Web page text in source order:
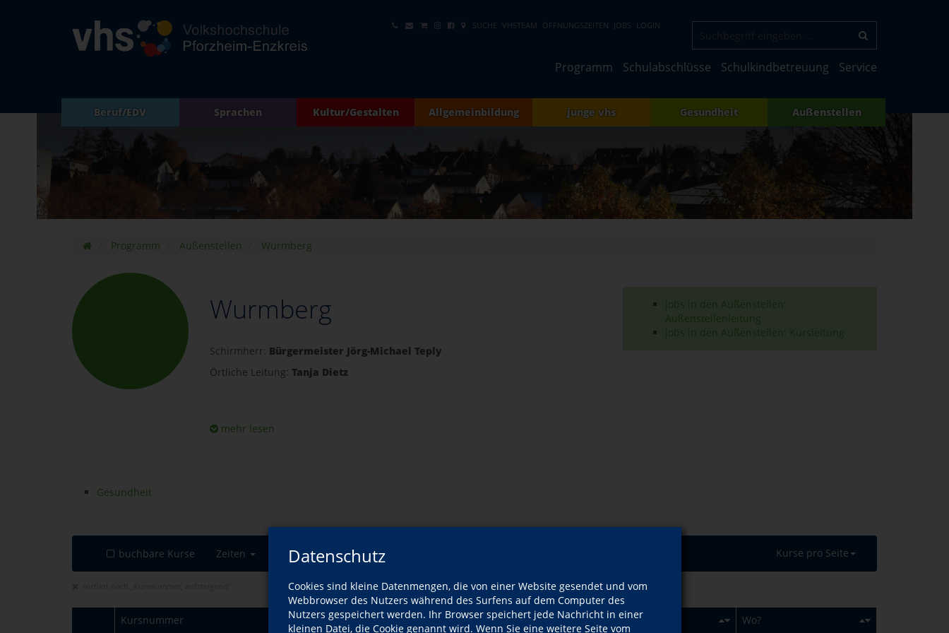
Datenschutz
Cookies sind kleine Datenmengen, die von einer Website gesendet und vom
Webbrowser des Nutzers während des Surfens auf dem Computer des
Nutzers gespeichert werden. Ihr Browser speichert jede Nachricht in einer
kleinen Datei, die Cookie genannt wird. Wenn Sie eine weitere Seite vom
SUCHE VHSTEAM ÖFFNUNGSZEITEN JOBS LOGIN
Programm Schulabschlüsse Schulkindbetreuung Service
Beruf/EDV Sprachen Kultur/Gestalten Allgemeinbildung junge vhs Gesundheit Außenstellen
Programm Außenstellen Wurmberg
Wurmberg
Schirmherr: Bürgermeister Jörg-Michael Teply
Örtliche Leitung: Tanja Dietz
mehr lesen
Gesundheit
Jobs in den Außenstellen:
Außenstellenleitung
Jobs in den Außenstellen: Kursleitung
buchbare Kurse Zeiten Kurse pro Seite
Kursnummer Was? Wann?
Wo?